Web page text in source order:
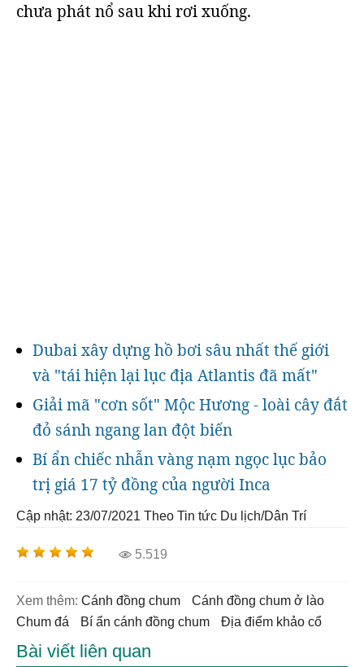
chưa phát nổ sau khi rơi xuống.
Dubai xây dựng hồ bơi sâu nhất thế giới
và "tái hiện lại lục địa Atlantis đã mất"
Giải mã "cơn sốt" Mộc Hương - loài cây đắt
đỏ sánh ngang lan đột biến
Bí ẩn chiếc nhẫn vàng nạm ngọc lục bảo
trị giá 17 tỷ đồng của người Inca
Cập nhật: 23/07/2021 Theo Tin tức Du lịch/Dân Trí
5.519
Xem thêm: cánh đồng chum
cánh đồng chum ở lào
chum đá
bí ẩn cánh đồng chum địa điểm khảo cổ
Bài viết liên quan